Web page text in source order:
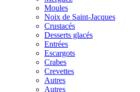
Moules
Noix de Saint-Jacques
Crustacés
Desserts glacés
Entrées
Escargots
Crabes
Crevettes
Autres
Autres